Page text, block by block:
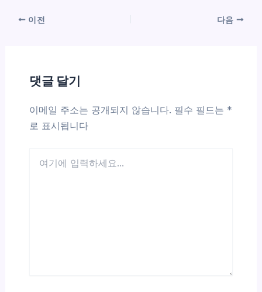
이전 다음
댓글 달기
이메일 주소는 공개되지 않습니다. 필수 필드는 *
로 표시됩니다